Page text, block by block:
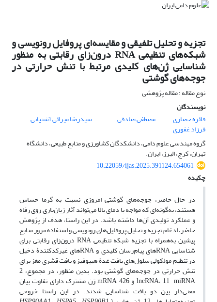
تجزیه و تحلیل تلفیقی و مقایسه‌ای پروفایل‌ رونویسی و
شبکه‌های تنظیمی RNA درون‌زای رقابتی به منظور
شناسایی ژن‌های کلیدی مرتبط با تنش حرارتی در
جوجه‌های گوشتی
نوع مقاله : مقاله پژوهشی
نویسندگان
فائزه حصاری
مصطفی صادقی سیدرضا میرائی آشتیانی
فرزاد غفوری
گروه مهندسی علوم دامی، دانشکدگان کشاورزی و منابع طبیعی، دانشگاه
تهران، کرج، البرز، ایران.
10.22059/ijas.2025.391124.654061
چکیده
در حال حاضر، جوجه‌های گوشتی امروزی نسبت به گرما حساس
هستند، به‌گونه‌ای که مواجه با دمای بالا می‌تواند آثار زیان‌باری روی رفاه
و عملکرد تولیدی آن‌ها داشته باشد. در این راستا، هدف از پژوهش
حاضر، ادغام تجزیه و تحلیل پروفایل‌های رونویسی و استفاده مرور منابع
پیشین به‌همراه با تجزیه شبکه تنظیمی RNA درون‌زای رقابتی برای
شناسایی RNA‌های پیام‌رسان کلیدی و RNA‌های غیرکدکنندۀ دخیل
در تنظیم مولکولی سلول‌های بافت غدۀ هیپوفیز و بافت قشری مغز برای
تنش حرارتی در جوجه‌های گوشتی بود. بدین منظور، در مجموع، 2
lncRNA، 11 miRNA و 426 mRNA ژن مشترک دارای تفاوت بیان
معنی‌دار بین دو بافت شناسایی شدند. در این راستا خروجی